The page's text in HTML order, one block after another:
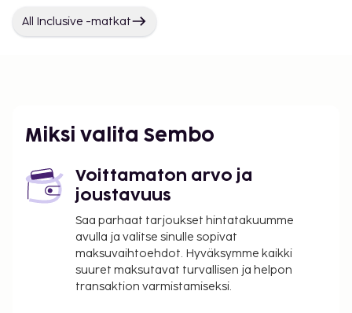
All Inclusive -matkat
Miksi valita Sembo
Voittamaton arvo ja
joustavuus
Saa parhaat tarjoukset hintatakuumme
avulla ja valitse sinulle sopivat
maksuvaihtoehdot. Hyväksymme kaikki
suuret maksutavat turvallisen ja helpon
transaktion varmistamiseksi.